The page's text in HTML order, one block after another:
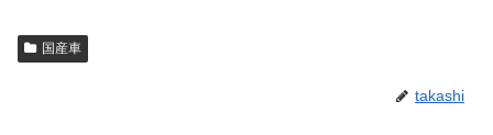
国産車
takashi